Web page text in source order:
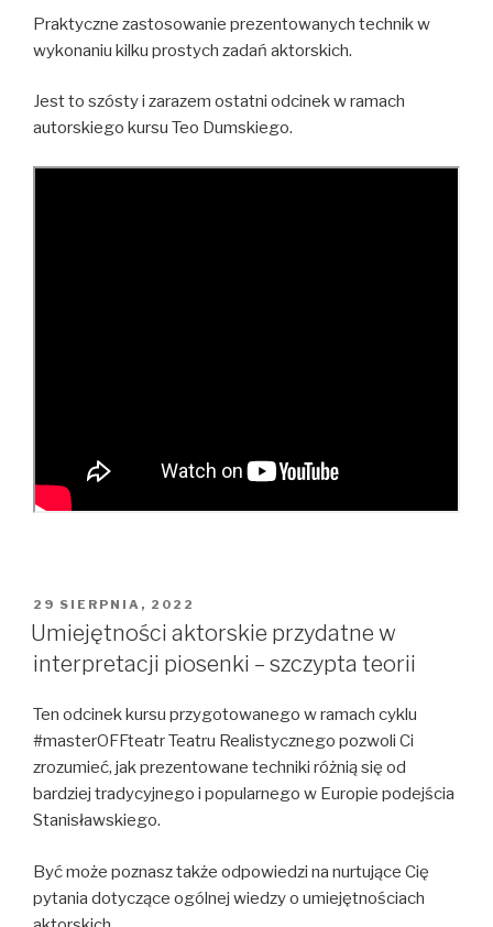
Praktyczne zastosowanie prezentowanych technik w
wykonaniu kilku prostych zadań aktorskich.
Jest to szósty i zarazem ostatni odcinek w ramach
autorskiego kursu Teo Dumskiego.
OPUBLIKOWANE
W
29 SIERPNIA, 2022
Umiejętności aktorskie przydatne w
interpretacji piosenki – szczypta teorii
Ten odcinek kursu przygotowanego w ramach cyklu
#masterOFFteatr Teatru Realistycznego pozwoli Ci
zrozumieć, jak prezentowane techniki różnią się od
bardziej tradycyjnego i popularnego w Europie podejścia
Stanisławskiego.
Być może poznasz także odpowiedzi na nurtujące Cię
pytania dotyczące ogólnej wiedzy o umiejętnościach